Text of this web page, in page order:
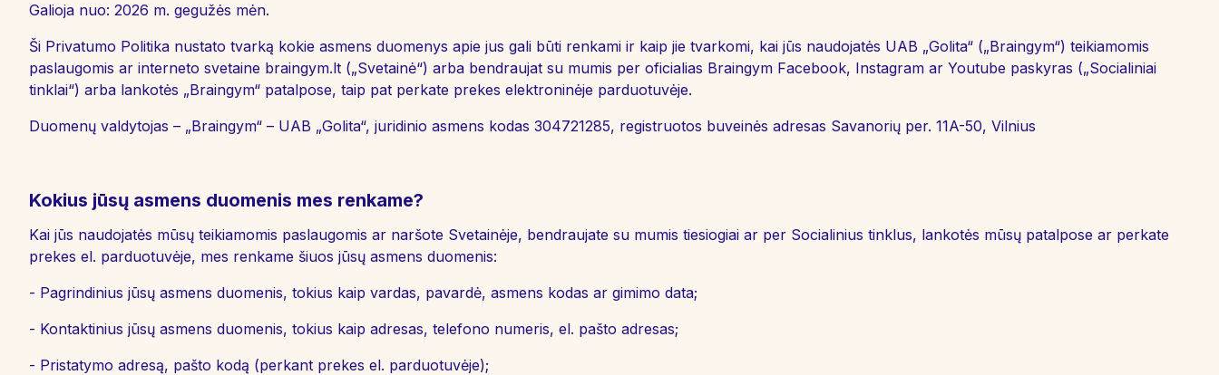
Galioja nuo: 2026 m. gegužės mėn.
Ši Privatumo Politika nustato tvarką kokie asmens duomenys apie jus gali būti renkami ir kaip jie tvarkomi, kai jūs naudojatės UAB „Golita“ („Braingym“) teikiamomis
paslaugomis ar interneto svetaine braingym.lt („Svetainė“) arba bendraujat su mumis per oficialias Braingym Facebook, Instagram ar Youtube paskyras („Socialiniai
tinklai“) arba lankotės „Braingym“ patalpose, taip pat perkate prekes elektroninėje parduotuvėje.
Duomenų valdytojas – „Braingym“ – UAB „Golita“, juridinio asmens kodas 304721285, registruotos buveinės adresas Savanorių per. 11A-50, Vilnius
Kokius jūsų asmens duomenis mes renkame?
Kai jūs naudojatės mūsų teikiamomis paslaugomis ar naršote Svetainėje, bendraujate su mumis tiesiogiai ar per Socialinius tinklus, lankotės mūsų patalpose ar perkate
prekes el. parduotuvėje, mes renkame šiuos jūsų asmens duomenis:
- Pagrindinius jūsų asmens duomenis, tokius kaip vardas, pavardė, asmens kodas ar gimimo data;
- Kontaktinius jūsų asmens duomenis, tokius kaip adresas, telefono numeris, el. pašto adresas;
- Pristatymo adresą, pašto kodą (perkant prekes el. parduotuvėje);